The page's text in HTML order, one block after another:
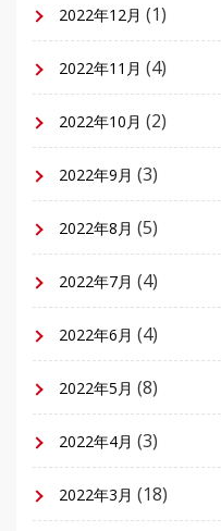
2022年12月 (1)
2022年11月 (4)
2022年10月 (2)
2022年9月 (3)
2022年8月 (5)
2022年7月 (4)
2022年6月 (4)
2022年5月 (8)
2022年4月 (3)
2022年3月 (18)